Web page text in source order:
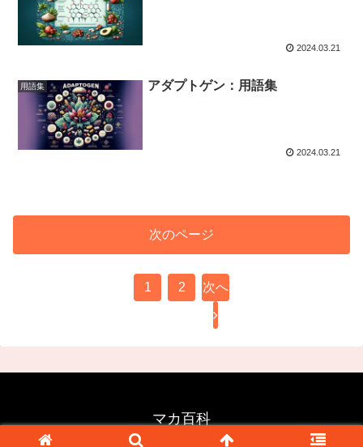
2024.03.21
用語集 アダプトゲン：用語集
2024.03.21
次のページ
1 2 次へ
マカ百科
© 2024 マカ百科.